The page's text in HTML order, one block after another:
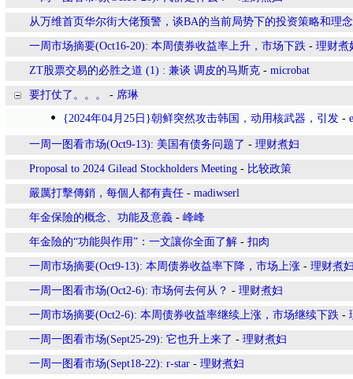
从万维首页华尔街大佬预警，谈BA的当前局势下的投资策略和理念
一周市场摘要(Oct16-20): 本周债券收益率上升，市场下跌 - 理财煮
ZT股票交易的必胜之道 (1) : 兼谈 调皮的马斯克 - microbat
要打仗了。。。 - 席琳
{2024年04月25日}朝鲜突然攻击韩国，动用核武器，引发 -
一周一图看市场(Oct9-13): 美国有债务问题了 - 理财煮妇
Proposal to 2024 Gilead Stockholders Meeting - 比较政策
嚴厲打擊傳銷，每個人都有責任 - madiwserl
年金保險的概念、功能及意義 - 峰峰
年金險的“功能與作用”：一文讓你全面了解 - 扣肉
一周市场摘要(Oct9-13): 本周债券收益率下降，市场上涨 - 理财煮
一周一图看市场(Oct2-6): 市场何去何从？ - 理财煮妇
一周市场摘要(Oct2-6): 本周债券收益率继续上涨，市场继续下跌 -
一周一图看市场(Sept25-29): 它也升上来了 - 理财煮妇
一周一图看市场(Sept18-22): r-star - 理财煮妇